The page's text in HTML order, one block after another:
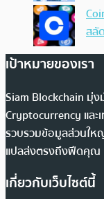
สลั
เป้าหมายของเรา
Siam Blockchain มุ่
Cryptocurrency และ
รวบรวมข้อมูลส่วนให
แปลส่งตรงถึงฟีดคุณ
เกี่ยวกับเว็บไซต์นี้